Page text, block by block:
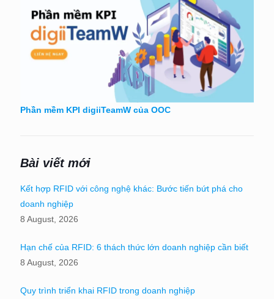
Phần mềm KPI digiiTeamW của OOC
Bài viết mới
Kết hợp RFID với công nghệ khác: Bước tiến bứt phá cho
doanh nghiệp
8 August, 2026
Hạn chế của RFID: 6 thách thức lớn doanh nghiệp cần biết
8 August, 2026
Quy trình triển khai RFID trong doanh nghiệp